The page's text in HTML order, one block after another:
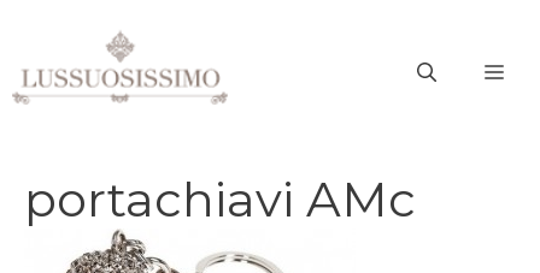
contenuto
portachiavi AMc